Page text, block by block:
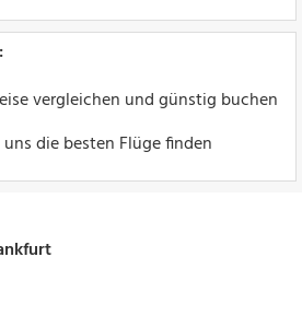
vergleichen und günstig buchen
die besten Flüge finden